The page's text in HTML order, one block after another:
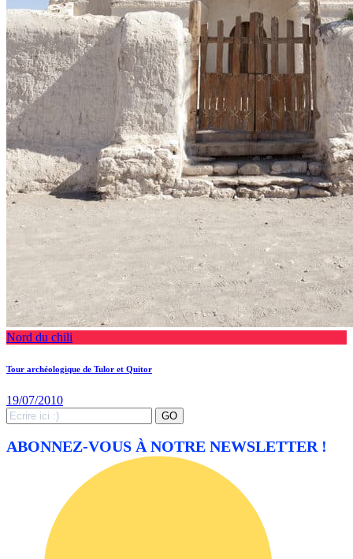
Nord du chili
Tour archéologique de Tulor et Quitor
19/07/2010
Search
for:
GO
ABONNEZ-VOUS À NOTRE NEWSLETTER !